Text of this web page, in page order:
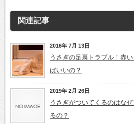
関連記事
2016年 7月 13日
うさぎの足裏トラブル！赤
ばいいの？
2019年 2月 26日
うさぎがついてくるのはな
るの？